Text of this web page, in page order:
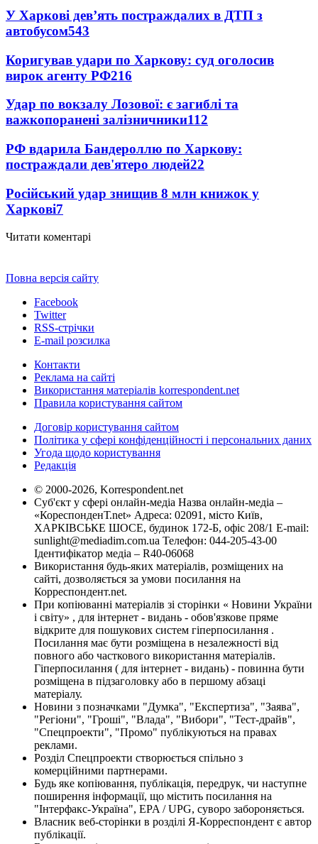
У Харкові дев’ять постраждалих в ДТП з
автобусом543
Коригував удари по Харкову: суд оголосив
вирок агенту РФ216
Удар по вокзалу Лозової: є загиблі та
важкопоранені залізничники112
РФ вдарила Бандероллю по Харкову:
постраждали дев'ятеро людей22
Російський удар знищив 8 млн книжок у
Харкові7
Читати коментарі
Повна версія сайту
Facebook
Twitter
RSS-стрічки
E-mail розсилка
Контакти
Реклама на сайті
Використання матеріалів korrespondent.net
Правила користування сайтом
Договір користування сайтом
Політика у сфері конфіденційності і персональних даних
Угода щодо користування
Редакція
© 2000-2026, Korrespondent.net
Суб'єкт у сфері онлайн-медіа Назва онлайн-медіа –
«КореспонденТ.net» Адреса: 02091, місто Київ,
ХАРКІВСЬКЕ ШОСЕ, будинок 172-Б, офіс 208/1 E-mail:
sunlight@mediadim.com.ua Телефон: 044-205-43-00
Ідентифікатор медіа – R40-06068
Використання будь-яких матеріалів, розміщених на
сайті, дозволяється за умови посилання на
Корреспондент.net.
При копіюванні матеріалів зі сторінки « Новини України
і світу» , для інтернет - видань - обов'язкове пряме
відкрите для пошукових систем гіперпосилання .
Посилання має бути розміщена в незалежності від
повного або часткового використання матеріалів.
Гіперпосилання ( для інтернет - видань) - повинна бути
розміщена в підзаголовку або в першому абзаці
матеріалу.
Новини з позначками "Думка", "Експертиза", "Заява",
"Регіони", "Гроші", "Влада", "Вибори", "Тест-драйв",
"Спецпроекти", "Промо" публікуються на правах
реклами.
Розділ Спецпроекти створюється спільно з
комерційними партнерами.
Будь яке копіювання, публікація, передрук, чи наступне
поширення інформації, що містить посилання на
"Інтерфакс-Україна", EPA / UPG, суворо забороняється.
Власник веб-сторінки в розділі Я-Корреспондент є автор
публікації.